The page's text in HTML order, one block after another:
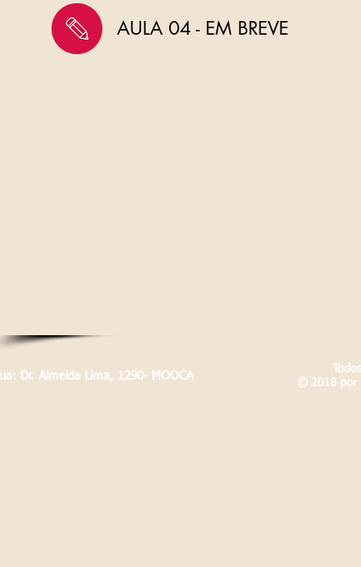
AULA 04 - EM BREVE
Dr. Almeida Lima, 1290- MOOCA
© 2018 por